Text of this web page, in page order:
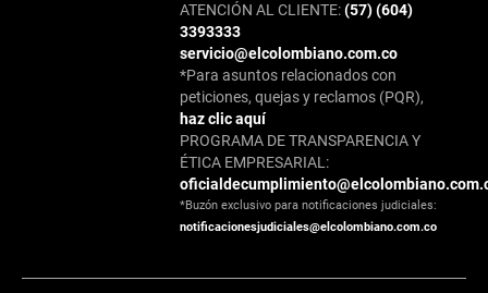
ATENCIÓN AL CLIENTE:(57) (604)
3393333
servicio@elcolombiano.com.co
*Para asuntos relacionados con
peticiones, quejas y reclamos (PQR),
haz clic aquí
PROGRAMA DE TRANSPARENCIA Y
ÉTICA EMPRESARIAL:
*Buzón exclusivo para notificaciones judiciales:
notificacionesjudiciales@elcolombiano.com.co